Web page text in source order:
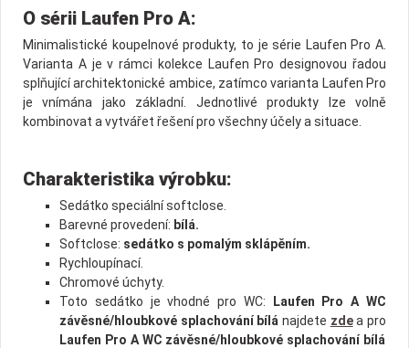
O sérii Laufen Pro A:
Minimalistické koupelnové produkty, to je série Laufen Pro A.
Varianta A je v rámci kolekce Laufen Pro designovou řadou
splňující architektonické ambice, zatímco varianta Laufen Pro
je vnímána jako základní. Jednotlivé produkty lze volně
kombinovat a vytvářet řešení pro všechny účely a situace.
Charakteristika výrobku:
Sedátko speciální softclose.
Barevné provedení: bílá.
Softclose: sedátko s pomalým sklápěním.
Rychloupínací.
Chromové úchyty.
Toto sedátko je vhodné pro WC: Laufen Pro A WC
závěsné/hloubkové splachování bílá najdete zde a pro
Laufen Pro A WC závěsné/hloubkové splachování bílá